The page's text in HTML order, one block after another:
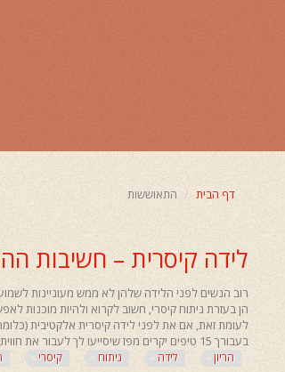
דף הבית התאוששות
לידה קיסרית – חשיבות
הן בעזרת ניתוח קיסרי, חשוב לקרוא ולהיות מוכנות
לעומת זאת, אם את לפני לידה קיסרית אלקטיבית
בעבורך 15 טיפים יקרים מפז שיסייעו לך לעבור את חווית הלידה הקיסרית על הצד הטוב ביותר.
הריון לידה ניתוח קיסרי
ליווי לידה
זירוז לידה